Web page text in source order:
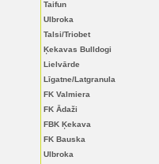
Taifun
Ulbroka
Talsi/Triobet
Ķekavas Bulldogi
Lielvārde
Līgatne/Latgranula
FK Valmiera
FK Ādaži
FBK Ķekava
FK Bauska
Ulbroka